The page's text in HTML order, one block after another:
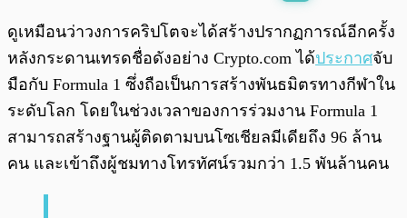
พร้อมเล่น /0:00
ดูเหมือนว่าวงการคริปโตจะได้สร้างปรากฏการณ์อีกครั้ง
หลังกระดานเทรดชื่อดังอย่าง Crypto.com ได้ประกาศจับ
มือกับ Formula 1 ซึ่งถือเป็นการสร้างพันธมิตรทางกีฬาใน
ระดับโลก โดยในช่วงเวลาของการร่วมงาน Formula 1
สามารถสร้างฐานผู้ติดตามบนโซเชียลมีเดียถึง 96 ล้าน
คน และเข้าถึงผู้ชมทางโทรทัศน์รวมกว่า 1.5 พันล้านคน